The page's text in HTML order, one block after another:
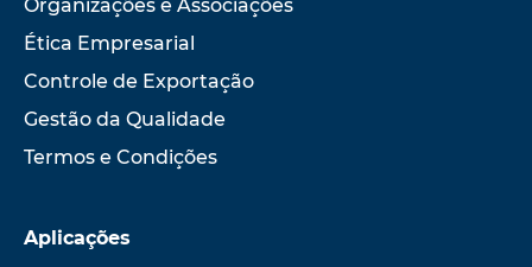
Organizações e Associações
Ética Empresarial
Controle de Exportação
Gestão da Qualidade
Termos e Condições
Aplicações